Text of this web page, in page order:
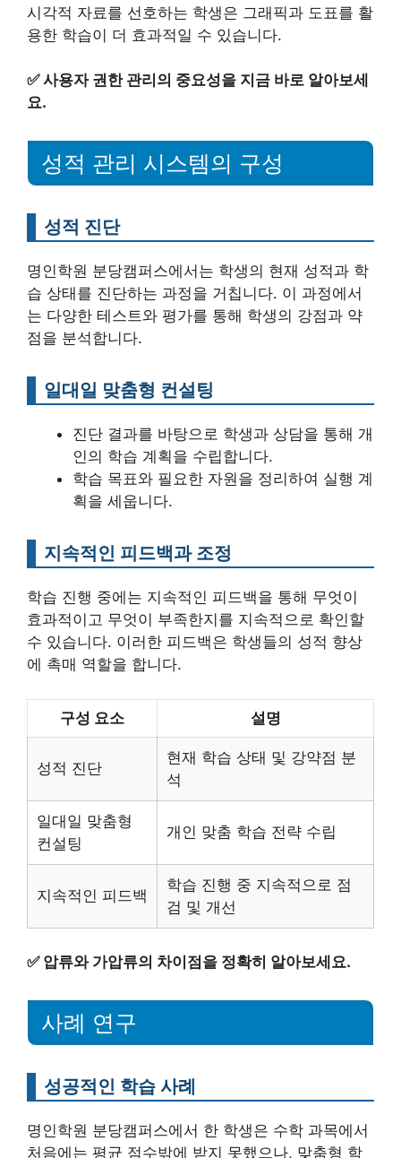
시각적 자료를 선호하는 학생은 그래픽과 도표를 활
용한 학습이 더 효과적일 수 있습니다.
✅사용자 권한 관리의 중요성을 지금 바로 알아보세
요.
성적 관리 시스템의 구성
성적 진단
명인학원 분당캠퍼스에서는 학생의 현재 성적과 학
습 상태를 진단하는 과정을 거칩니다. 이 과정에서
는 다양한 테스트와 평가를 통해 학생의 강점과 약
점을 분석합니다.
일대일 맞춤형 컨설팅
진단 결과를 바탕으로 학생과 상담을 통해 개
인의 학습 계획을 수립합니다.
학습 목표와 필요한 자원을 정리하여 실행 계
획을 세웁니다.
지속적인 피드백과 조정
학습 진행 중에는 지속적인 피드백을 통해 무엇이
효과적이고 무엇이 부족한지를 지속적으로 확인할
수 있습니다. 이러한 피드백은 학생들의 성적 향상
에 촉매 역할을 합니다.
구성 요소 설명
성적 진단
현재 학습 상태 및 강약점 분
석
일대일 맞춤형
컨설팅
개인 맞춤 학습 전략 수립
지속적인 피드백
학습 진행 중 지속적으로 점
검 및 개선
✅ 압류와 가압류의 차이점을 정확히 알아보세요.
사례 연구
성공적인 학습 사례
명인학원 분당캠퍼스에서 한 학생은 수학 과목에서
처음에는 평균 점수밖에 받지 못했으나, 맞춤형 학